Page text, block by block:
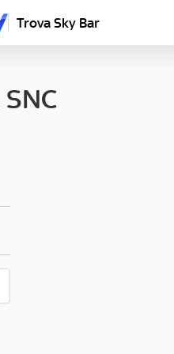
Trova Sky Bar